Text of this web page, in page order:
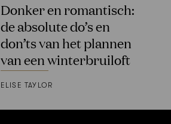
Donker en romantisch:
de absolute do’s en
don’ts van het plannen
van een winterbruiloft
ELISE TAYLOR